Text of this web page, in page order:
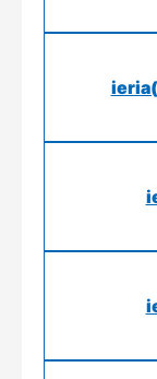
ieria(